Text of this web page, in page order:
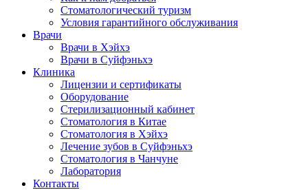
Стоматологический туризм
Условия гарантийного обслуживания
Врачи
Врачи в Хэйхэ
Врачи в Суйфэньхэ
Клиника
Лицензии и сертификаты
Оборудование
Стерилизационный кабинет
Стоматология в Китае
Стоматология в Хэйхэ
Лечение зубов в Суйфэньхэ
Стоматология в Чанчуне
Лаборатория
Контакты